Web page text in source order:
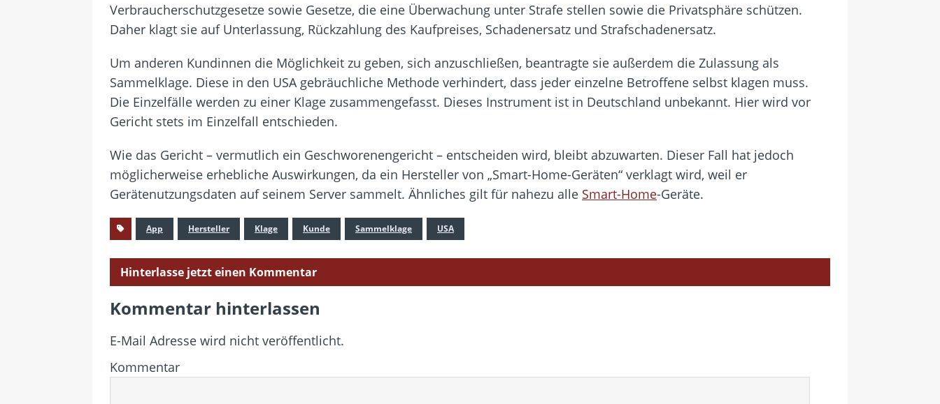
Verbraucherschutzgesetze sowie Gesetze, die eine Überwachung unter Strafe stellen sowie die Privatsphäre schützen.
Daher klagt sie auf Unterlassung, Rückzahlung des Kaufpreises, Schadenersatz und Strafschadenersatz.
Um anderen Kundinnen die Möglichkeit zu geben, sich anzuschließen, beantragte sie außerdem die Zulassung als
Sammelklage. Diese in den USA gebräuchliche Methode verhindert, dass jeder einzelne Betroffene selbst klagen muss.
Die Einzelfälle werden zu einer Klage zusammengefasst. Dieses Instrument ist in Deutschland unbekannt. Hier wird vor
Gericht stets im Einzelfall entschieden.
Wie das Gericht – vermutlich ein Geschworenengericht – entscheiden wird, bleibt abzuwarten. Dieser Fall hat jedoch
möglicherweise erhebliche Auswirkungen, da ein Hersteller von „Smart-Home-Geräten“ verklagt wird, weil er
Gerätenutzungsdaten auf seinem Server sammelt. Ähnliches gilt für nahezu alle Smart-Home-Geräte.
App Hersteller Klage Kunde Sammelklage USA
Hinterlasse jetzt einen Kommentar
Kommentar hinterlassen
E-Mail Adresse wird nicht veröffentlicht.
Kommentar